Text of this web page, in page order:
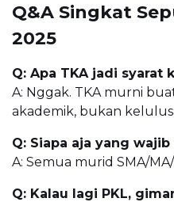
Q&A Singkat
2025
Q: Apa TKA jadi syarat
A: Nggak. TKA murni
akademik, bukan
Q: Siapa aja yang wajib
A: Semua murid SMA/MA/
Q: Kalau lagi PKL,